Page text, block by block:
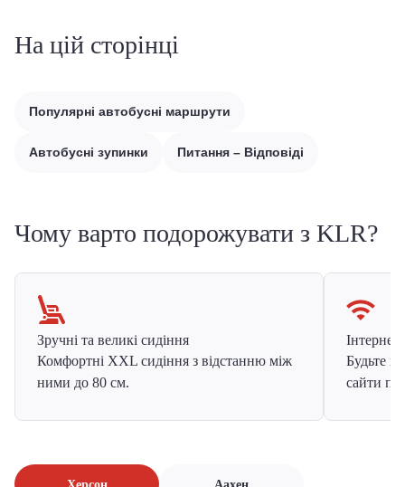
На цій сторінці
Популярні автобусні маршрути
Автобусні зупинки Питання – Відповіді
Чому варто подорожувати з KLR?
Зручні та великі сидіння
Комфортні XXL сидіння з відстанню між
ними до 80 см.
Інтернет
Будьте
сайти
Херсон Аахен